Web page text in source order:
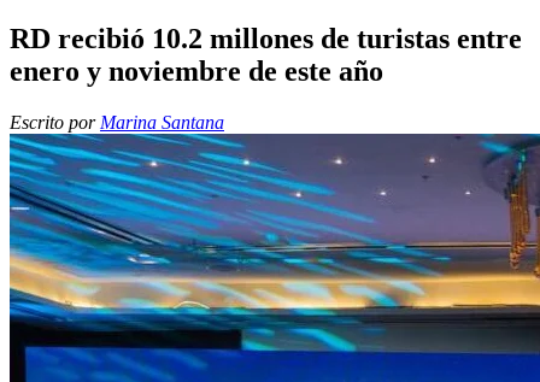
RD recibió 10.2 millones de turistas entre
enero y noviembre de este año
Escrito por Marina Santana